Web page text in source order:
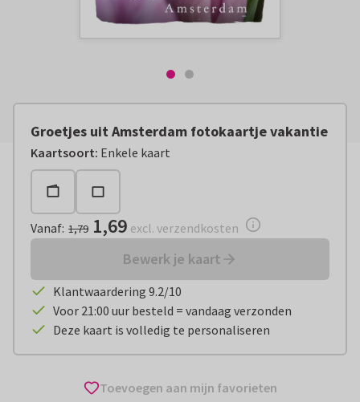
Groetjes uit Amsterdam fotokaartje vakantie
Kaartsoort: Enkele kaart
Vanaf: € 1,69 excl. verzendkosten
Vanaf: 1,79 1,69 excl. verzendkosten
Bewerk je kaart
Klantwaardering 9.2/10
Voor 21:00 uur besteld = vandaag verzonden
Deze kaart is volledig te personaliseren
Toevoegen aan mijn favorieten